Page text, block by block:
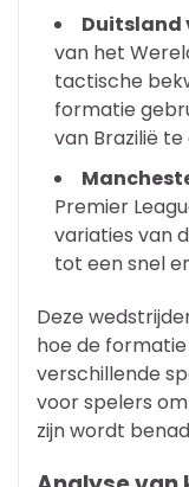
Duitsland
van het
tactische
formatie
van Brazilië
Premier
variaties van
tot een snel
Deze
hoe de
verschillende
voor spelers
zijn wordt